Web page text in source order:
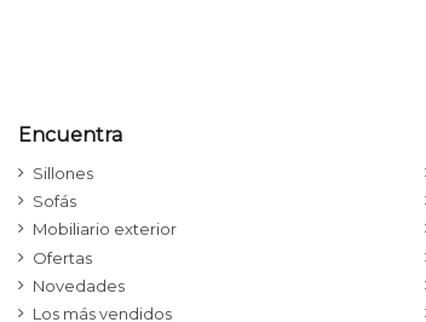
Encuentra
Sillones
Sofás
Mobiliario exterior
Ofertas
Novedades
Los más vendidos